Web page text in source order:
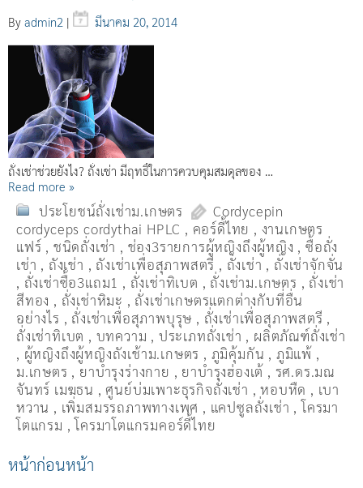
By admin2 | มีนาคม 20, 2014
ถั่งเช่าช่วยยังไง? ถั่งเช่า มีฤทธิ์ในการควบคุมสมดุลของ …
Read more »
ประโยชน์ถั่งเช่าม.เกษตร
Cordycepin
cordyceps cordythai HPLC , คอร์ดี้ไทย , งานเกษตร
แฟร์ , ชนิดถั่งเช่า , ช่อง3รายการผู้หญิงถึงผู้หญิง ,ซื้อถั่ง
เช่า , ถังเช่า , ถังเช่าเพื่อสุภาพสตรี , ถั่งเช่า , ถั่งเช่าจักจั่น
, ถั่งเช่าซื้อ3แถม1 , ถั่งเช่าทิเบต , ถั่งเช่าม.เกษตร , ถั่งเช่า
สีทอง , ถั่งเช่าหิมะ , ถั่งเช่าเกษตรแตกต่างกับที่อื่น
อย่างไร , ถั่งเช่าเพื่อสุภาพบุรุษ , ถั่งเช่าเพื่อสุภาพสตรี ,
ถั่่งเช่าทิเบต , บทความ , ประเภทถั่งเช่า , ผลิตภัณฑ์ถั่งเช่า
, ผู้หญิงถึงผู้หญิงถังเช้าม.เกษตร , ภูมิคุ้มกัน , ภูมิแพ้ ,
ม.เกษตร , ยาบำรุงร่างกาย , ยาบำรุงฮ่องเต้ , รศ.ดร.มณ
จันทร์ เมฆธน , ศูนย์บ่มเพาะธุรกิจถั่งเช่า ,หอบหืด , เบา
หวาน , เพิ่มสมรรถภาพทางเพศ , แคปซูลถั่งเช่า ,โครมา
โตแกรม ,โครมาโตแกรมคอร์ดี้ไทย
หน้าก่อนหน้า